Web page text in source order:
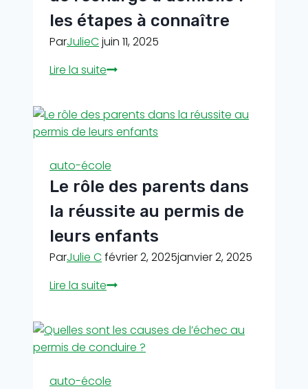
les étapes à connaître
ParJulieCjuin 11, 2025
Lire la suiteInstallation
de
recharge
domicile
les
à
connaître
auto-école
Le rôle des parents dans
la réussite au permis de
leurs enfants
ParJulie Cfévrier 2, 2025janvier 2, 2025
Lire la suiteLe
parents
dans
auto-école